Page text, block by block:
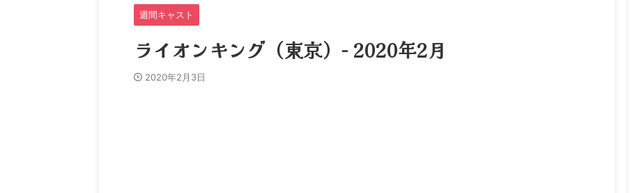
週間キャスト
ライオンキング（東京）− 2020年2月
2020年2月3日